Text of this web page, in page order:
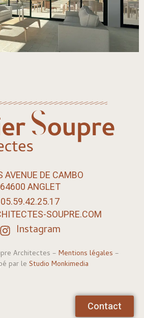
AVENUE DE CAMBO
64600 ANGLET
05.59.42.25.17
SOUPRE.COM
Instagram
Architectes – Mentions légales –
par le Studio Monkimedia
Contact